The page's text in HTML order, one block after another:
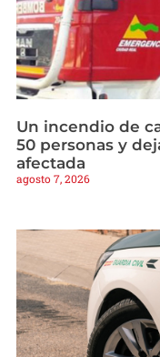
Un incendio de
50 personas y
afectada
agosto 7, 2026